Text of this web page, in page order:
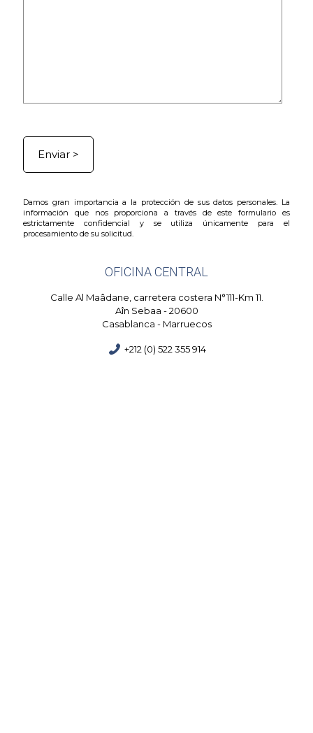
Damos gran importancia a la protección de sus datos personales. La
información que nos proporciona a través de este formulario es
estrictamente confidencial y se utiliza únicamente para el
procesamiento de su solicitud.
OFICINA CENTRAL
Calle Al Maâdane, carretera costera N°111-Km 11.
Aîn Sebaa - 20600
Casablanca - Marruecos
+212 (0) 522 355 914